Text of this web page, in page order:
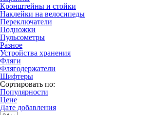
Кронштейны и стойки
Наклейки на велосипеды
Переключатели
Подножки
Пульсометры
Разное
Устройства хранения
Фляги
Флягодержатели
Шифтеры
Сортировать по:
Популярности
Цене
Дате добавления